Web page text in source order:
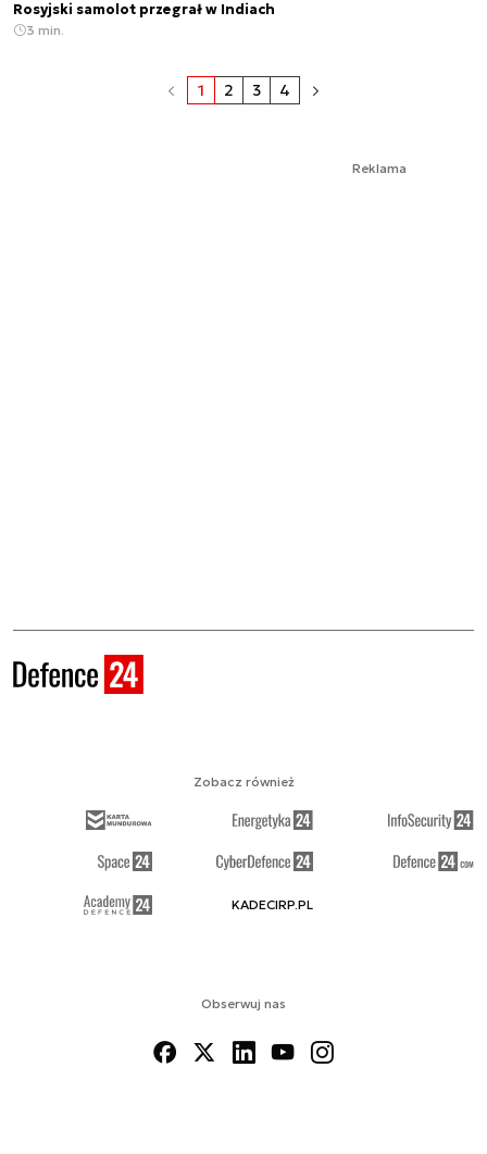
Rosyjski samolot przegrał w Indiach
3 min.
1 2 3 4
Reklama
Obserwuj nas
Zobacz również
KADECIRP.PL